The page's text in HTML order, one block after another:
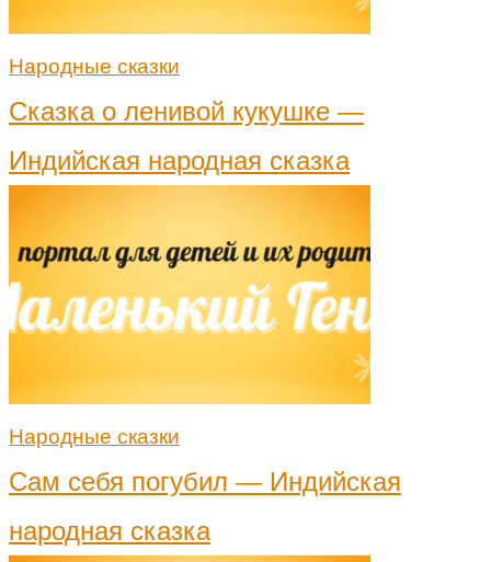
Народные сказки
Сказка о ленивой кукушке —
Индийская народная сказка
Народные сказки
Сам себя погубил — Индийская
народная сказка